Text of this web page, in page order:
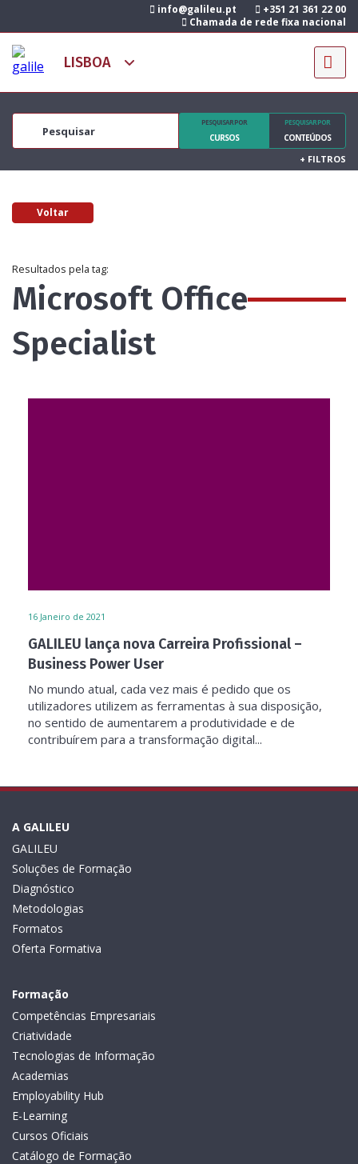
info@galileu.pt
+351 21 361 22 00
Chamada de rede fixa nacional
PESQUISAR POR
CURSOS
PESQUISAR POR
CONTEÚDOS
+ FILTROS
Voltar
Resultados pela tag:
Microsoft Office
Specialist
16 Janeiro de 2021
GALILEU lança nova Carreira Profissional –
Business Power User
No mundo atual, cada vez mais é pedido que os
utilizadores utilizem as ferramentas à sua disposição,
no sentido de aumentarem a produtividade e de
contribuírem para a transformação digital...
A GALILEU
GALILEU
Soluções de Formação
Diagnóstico
Metodologias
Formatos
Oferta Formativa
Formação
Competências Empresariais
Criatividade
Tecnologias de Informação
Academias
Employability Hub
E-Learning
Cursos Oficiais
Catálogo de Formação